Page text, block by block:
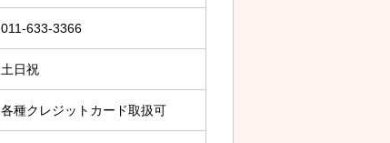
011-633-3366
土日祝
各種クレジットカード取扱可